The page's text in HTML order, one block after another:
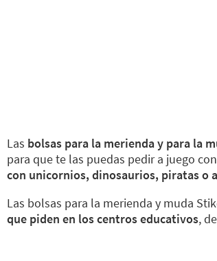
Las bolsas para la merienda y para la
para que te las puedas pedir a juego
con unicornios, dinosaurios, piratas o
Las bolsas para la merienda y muda
que piden en los centros educativos,